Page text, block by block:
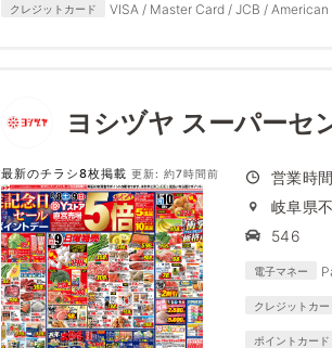
クレジットカード VISA / Master Card / JCB /
ヨシヅヤ スーパーセ
最新のチラシ8枚掲載 更新: 約7時間前
営業時
岐阜県
546
電子マネー
クレジットカー
ポイントカード